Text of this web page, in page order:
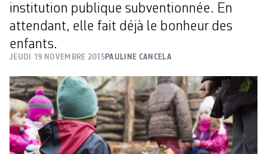
institution publique subventionnée. En
attendant, elle fait déjà le bonheur des
enfants.
JEUDI 19 NOVEMBRE 2015PAULINE CANCELA